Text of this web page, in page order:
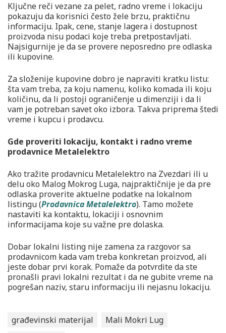
Ključne reči vezane za pelet, radno vreme i lokaciju
pokazuju da korisnici često žele brzu, praktičnu
informaciju. Ipak, cene, stanje lagera i dostupnost
proizvoda nisu podaci koje treba pretpostavljati.
Najsigurnije je da se provere neposredno pre odlaska
ili kupovine.
Za složenije kupovine dobro je napraviti kratku listu:
šta vam treba, za koju namenu, koliko komada ili koju
količinu, da li postoji ograničenje u dimenziji i da li
vam je potreban savet oko izbora. Takva priprema štedi
vreme i kupcu i prodavcu.
Gde proveriti lokaciju, kontakt i radno vreme
prodavnice Metalelektro
Ako tražite prodavnicu Metalelektro na Zvezdari ili u
delu oko Malog Mokrog Luga, najpraktičnije je da pre
odlaska proverite aktuelne podatke na lokalnom
listingu (Prodavnica Metalelektro). Tamo možete
nastaviti ka kontaktu, lokaciji i osnovnim
informacijama koje su važne pre dolaska.
Dobar lokalni listing nije zamena za razgovor sa
prodavnicom kada vam treba konkretan proizvod, ali
jeste dobar prvi korak. Pomaže da potvrdite da ste
pronašli pravi lokalni rezultat i da ne gubite vreme na
pogrešan naziv, staru informaciju ili nejasnu lokaciju.
građevinski materijal
Mali Mokri Lug